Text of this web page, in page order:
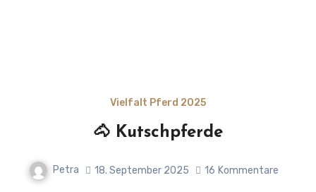
Vielfalt Pferd 2025
🐴 Kutschpferde
Petra 18. September 2025 16 Kommentare